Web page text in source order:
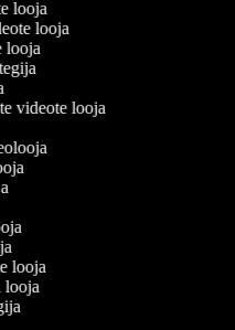
looja
looja
looja
videote looja
looja
looja